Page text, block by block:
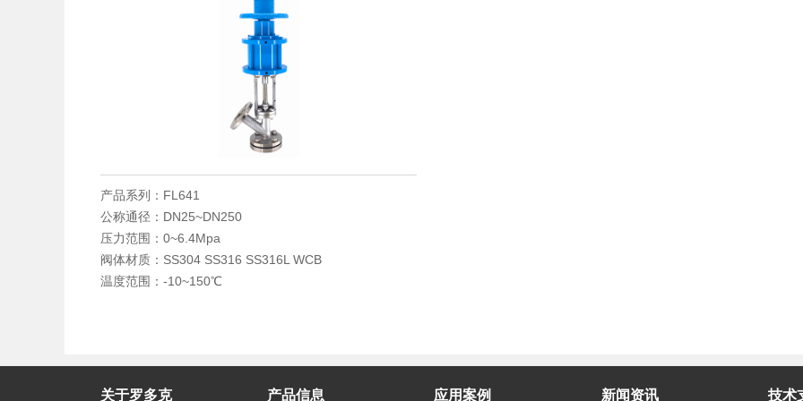
产品系列：FL641
公称通径：DN25~DN250
压力范围：0~6.4Mpa
阀体材质：SS304 SS316 SS316L WCB
温度范围：-10~150℃
关于罗多克 产品信息 应用案例 新闻资讯 技术